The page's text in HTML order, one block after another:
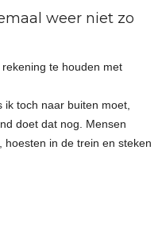
weer niet zo
te houden met
ik toch naar buiten moet,
doet dat nog. Mensen
in de trein en steken